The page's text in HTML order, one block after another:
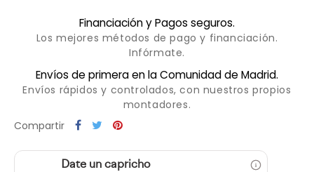
Financiación y Pagos seguros.
Los mejores métodos de pago y financiación.
Infórmate.
Envíos de primera en la Comunidad de Madrid.
Envíos rápidos y controlados, con nuestros propios
montadores.
Compartir
Date un capricho